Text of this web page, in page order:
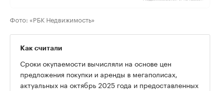
Фото: «РБК Недвижимость»
Как считали
Сроки окупаемости вычисляли на основе цен
предложения покупки и аренды в мегаполисах,
актуальных на октябрь 2025 года и предоставленных